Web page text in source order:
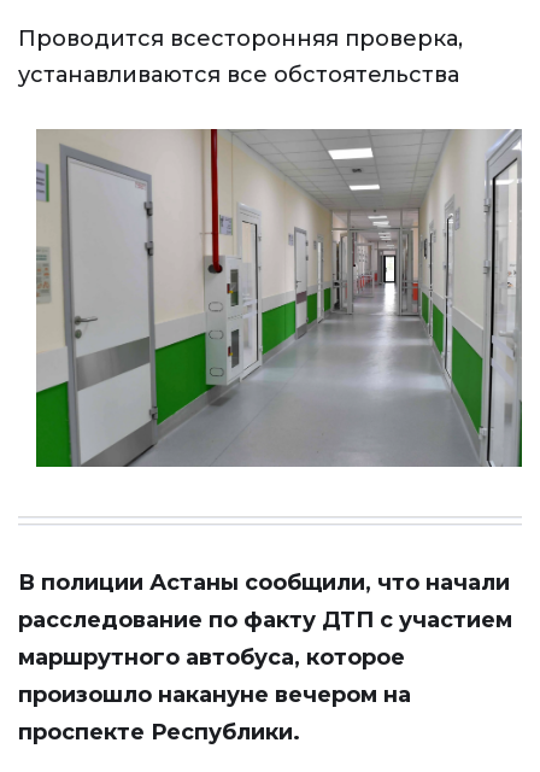
Проводится всесторонняя проверка,
устанавливаются все обстоятельства
В полиции Астаны сообщили, что начали
расследование по факту ДТП с участием
маршрутного автобуса, которое
произошло накануне вечером на
проспекте Республики.